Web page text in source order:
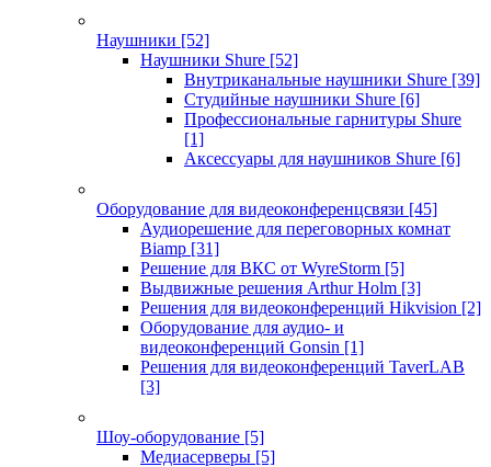
Наушники [52]
Наушники Shure [52]
Внутриканальные наушники Shure [39]
Студийные наушники Shure [6]
Профессиональные гарнитуры Shure
[1]
Аксессуары для наушников Shure [6]
Оборудование для видеоконференцсвязи [45]
Аудиорешение для переговорных комнат
Biamp [31]
Решение для ВКС от WyreStorm [5]
Выдвижные решения Arthur Holm [3]
Решения для видеоконференций Hikvision [2]
Оборудование для аудио- и
видеоконференций Gonsin [1]
Решения для видеоконференций TaverLAB
[3]
Шоу-оборудование [5]
Медиасерверы [5]